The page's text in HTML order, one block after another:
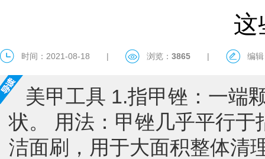
这
时间：2021-08-18 | 浏览： 3865 | 编
美甲工具 1.指甲锉：一端
状。 用法：甲锉几乎平行
洁面刷，用于大面积整体清